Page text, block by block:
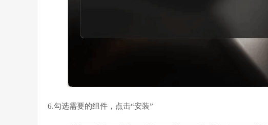
6.勾选需要的组件，点击“安装”